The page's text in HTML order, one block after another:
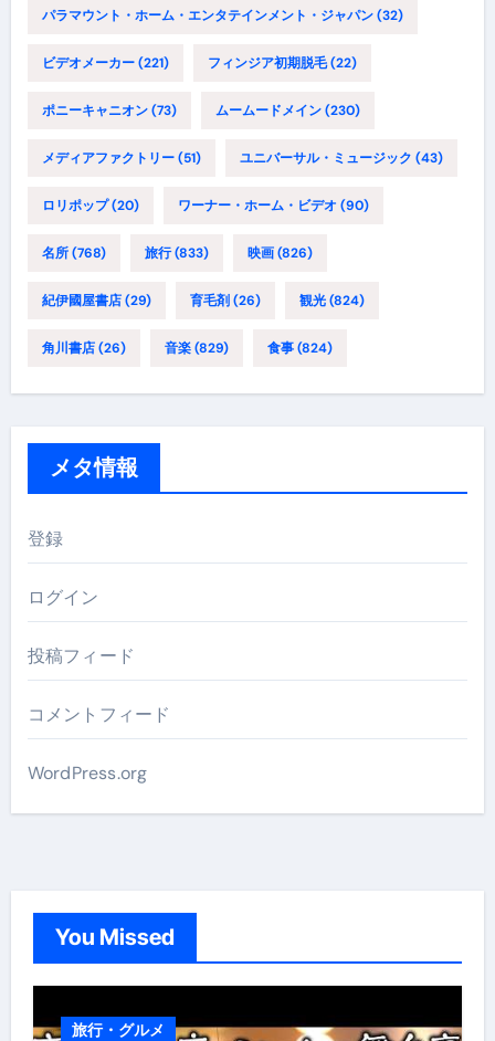
パラマウント・ホーム・エンタテインメント・ジャパン(32)
ビデオメーカー(221) フィンジア初期脱毛(22)
ポニーキャニオン(73) ムームードメイン(230)
メディアファクトリー(51) ユニバーサル・ミュージック (43)
ロリポップ(20) ワーナー・ホーム・ビデオ (90)
名所(768) 旅行(833) 映画(826)
紀伊國屋書店(29) 育毛剤 (26) 観光(824)
角川書店(26) 音楽(829) 食事(824)
メタ情報
登録
ログイン
投稿フィード
コメントフィード
WordPress.org
You Missed
旅行・グルメ